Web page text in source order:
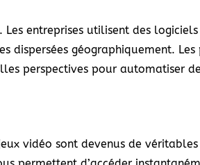
entreprises utilisent des
géographiquement. Les
perspectives pour automatiser
vidéo sont devenus de